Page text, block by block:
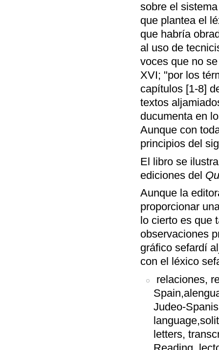
sobre el
que plantea el
que habría
al uso de
voces que no
XVI; "por los
capítulos [1-8]
textos
ducumenta en
Aunque con
principios del
El libro se
ediciones del
Aunque la
proporcionar
lo cierto es que
observaciones
gráfico sefardí
con el léxico
relaciones,
Judeo-
letters,